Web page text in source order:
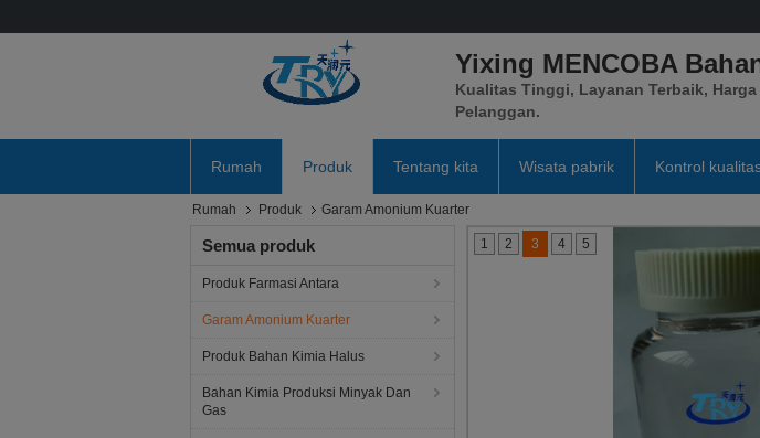
Yixing MENCOBA
Kualitas Tinggi, Layanan Terbaik,
Pelanggan.
Rumah Produk Tentang kita Wisata pabrik Kontrol
Rumah Produk Garam Amonium Kuarter
Semua produk
Produk Farmasi Antara
Garam Amonium Kuarter
Produk Bahan Kimia Halus
Bahan Kimia Produksi Minyak Dan
Gas
1 2 3 4 5